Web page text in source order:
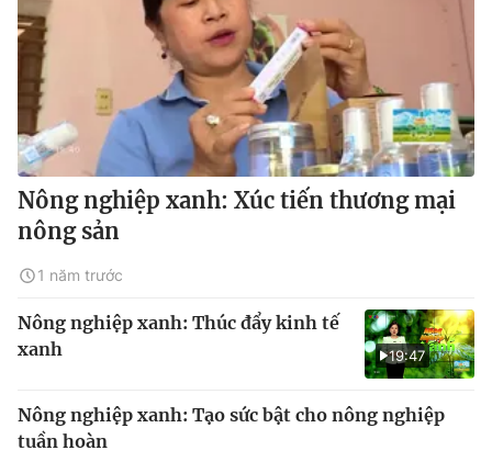
Nông nghiệp xanh: Xúc tiến thương mại
nông sản
1 năm trước
19:47
Nông nghiệp xanh: Thúc đẩy kinh tế
xanh
Nông nghiệp xanh: Tạo sức bật cho nông nghiệp
tuần hoàn